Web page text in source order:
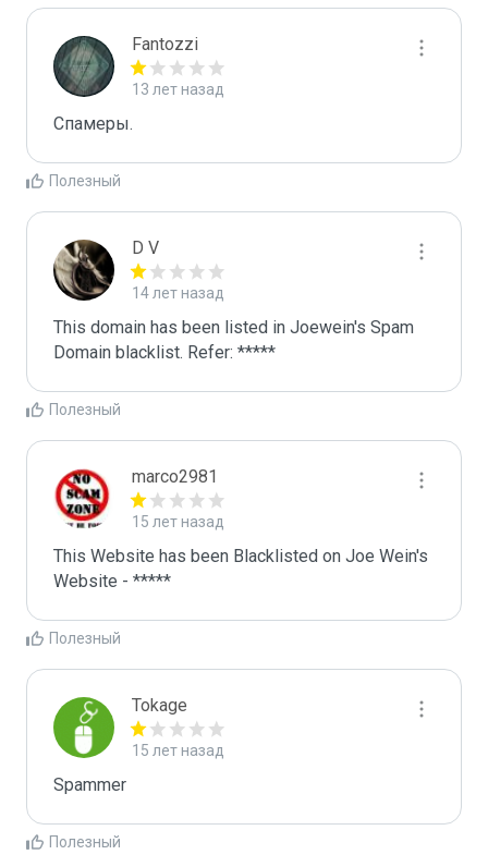
Fantozzi
13 лет назад
Спамеры.
Полезный
D V
14 лет назад
This domain has been listed in Joewein's Spam
Domain blacklist. Refer: *****
Полезный
marco2981
15 лет назад
This Website has been Blacklisted on Joe Wein's
Website - *****
Полезный
Tokage
15 лет назад
Spammer
Полезный